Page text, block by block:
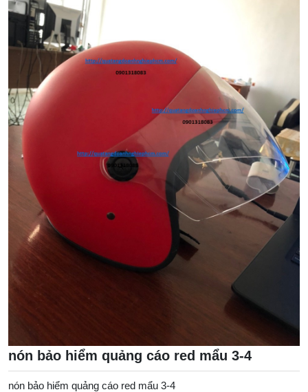
nón bảo hiểm quảng cáo red mẩu 3-4
nón bảo hiểm quảng cáo red mẩu 3-4